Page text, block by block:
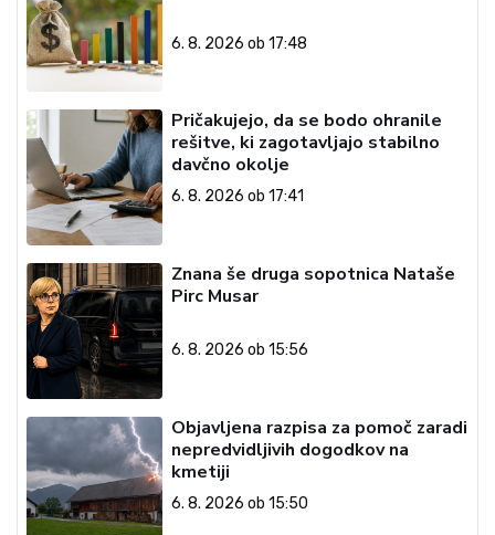
6. 8. 2026 ob 17:48
Pričakujejo, da se bodo ohranile
rešitve, ki zagotavljajo stabilno
davčno okolje
6. 8. 2026 ob 17:41
Znana še druga sopotnica Nataše
Pirc Musar
6. 8. 2026 ob 15:56
Objavljena razpisa za pomoč zaradi
nepredvidljivih dogodkov na
kmetiji
6. 8. 2026 ob 15:50